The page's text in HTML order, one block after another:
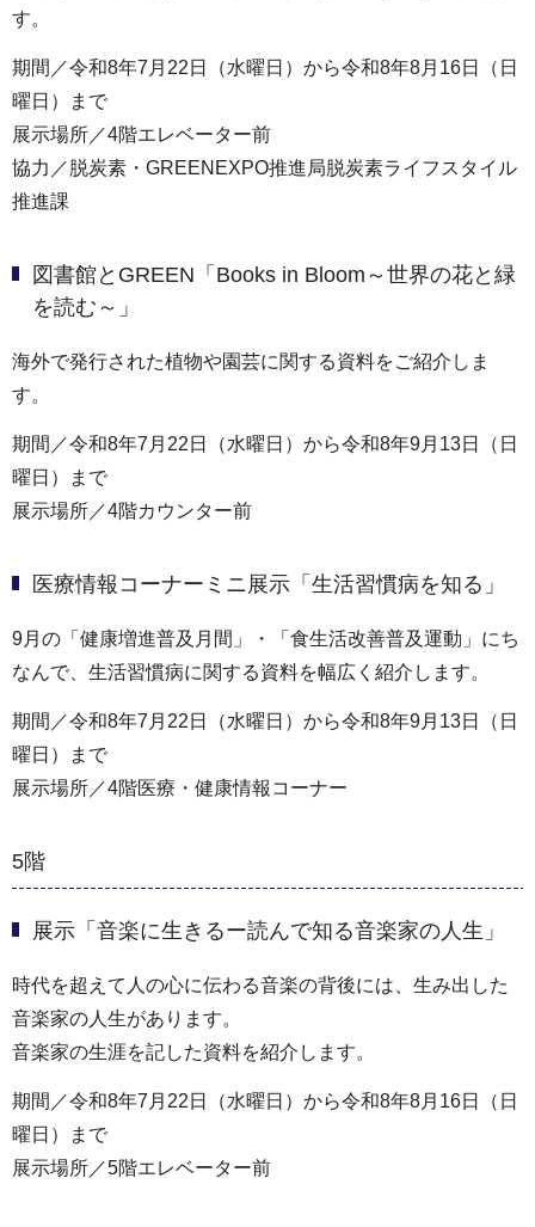
す。
期間／令和8年7月22日（水曜日）から令和8年8月16日（日
曜日）まで
展示場所／4階エレベーター前
協力／脱炭素・GREENEXPO推進局脱炭素ライフスタイル
推進課
図書館とGREEN「Books in Bloom～世界の花と緑
を読む～」
海外で発行された植物や園芸に関する資料をご紹介しま
す。
期間／令和8年7月22日（水曜日）から令和8年9月13日（日
曜日）まで
展示場所／4階カウンター前
医療情報コーナーミニ展示「生活習慣病を知る」
9月の「健康増進普及月間」・「食生活改善普及運動」にち
なんで、生活習慣病に関する資料を幅広く紹介します。
期間／令和8年7月22日（水曜日）から令和8年9月13日（日
曜日）まで
展示場所／4階医療・健康情報コーナー
5階
展示「音楽に生きるー読んで知る音楽家の人生」
時代を超えて人の心に伝わる音楽の背後には、生み出した
音楽家の人生があります。
音楽家の生涯を記した資料を紹介します。
期間／令和8年7月22日（水曜日）から令和8年8月16日（日
曜日）まで
展示場所／5階エレベーター前